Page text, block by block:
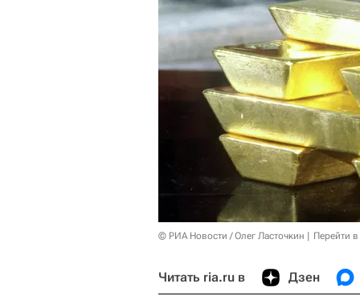
© РИА Новости / Олег Ласточкин Перейти
Читать ria.ru в Дзен